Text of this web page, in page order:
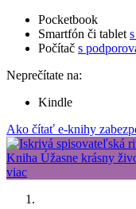
Pocketbook
Smartfón či tablet
Počítač s
Neprečítate na:
Kindle
Ako čítať e-knihy